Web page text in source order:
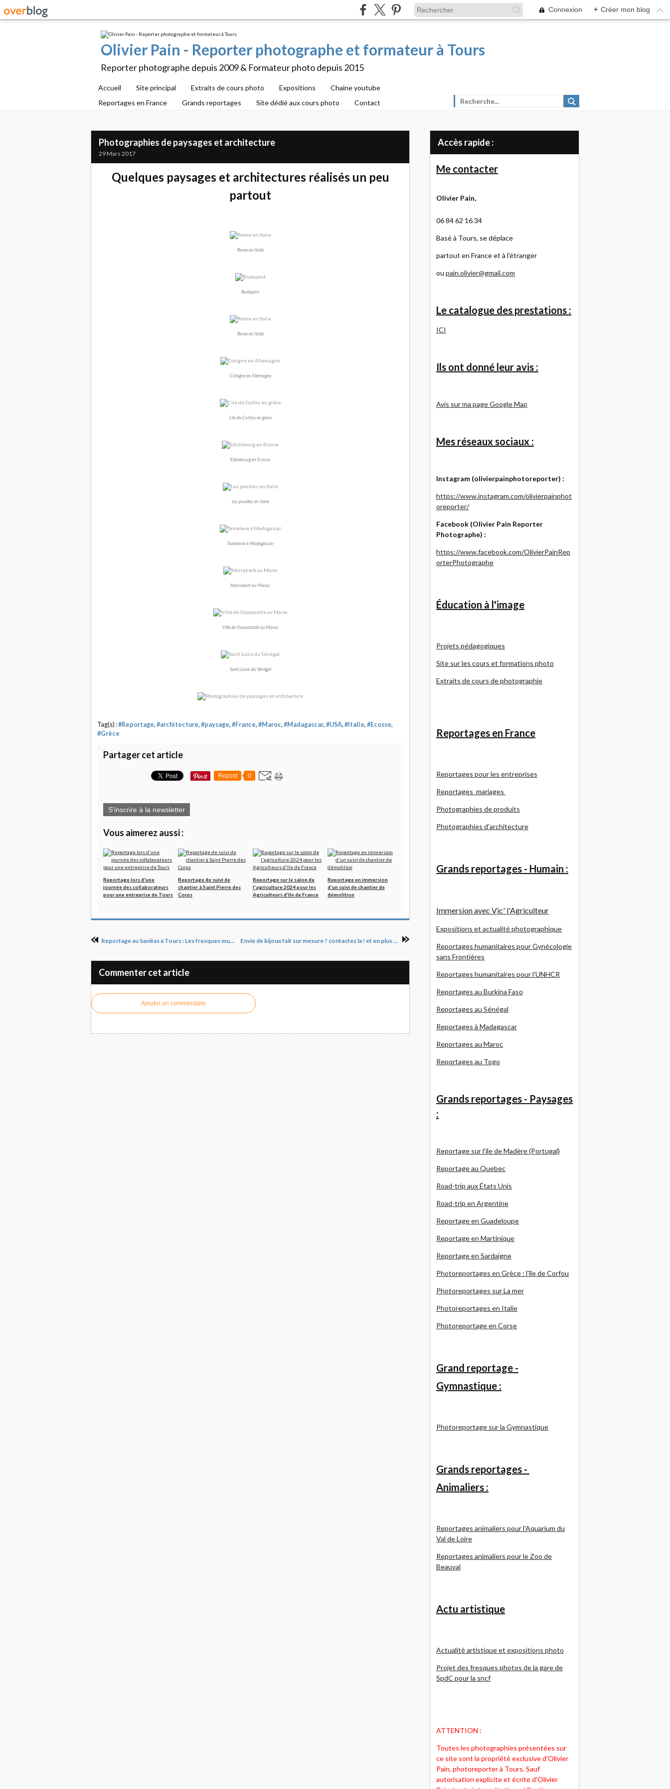
Connexion + Créer mon blog
Olivier Pain - Reporter photographe et formateur à Tours
Reporter photographe depuis 2009 & Formateur photo depuis 2015
Accueil Site principal Extraits de cours photo Expositions
Chaine youtube
Reportages en France
Grands reportages Site dédié aux cours photo Contact
Photographies de paysages et architecture
29 Mars 2017
Quelques paysages et architectures réalisés un peu
partout
Rome en Italie
Budapest
Rome en Italie
Cologne en Allemagne
L'ile de Corfou en grèce
Edimbourg en Ecosse
Les pouilles en Italie
Tamatave à Madagascar
Marrakech au Maroc
Ville de Ouazazatte au Maroc
Saint Louis du Sénégal
Tag(s) :#Reportage, #architecture, #paysage, #France, #Maroc, #Madagascar, #USA, #Italie, #Ecosse,
#Grèce
Partager cet article
Repost 0
S'inscrire à la newsletter
Vous aimerez aussi :
Reportage lors d'une
journée des collaborateurs
pour une entreprise de Tours
Reportage de suivi de
chantier à Saint Pierre des
Corps
Reportage sur le salon de
l'agriculture 2024 pour les
Agriculteurs d'Ile de France
Reportage en immersion
d'un suivi de chantier de
démolition
Reportage au Sanitas à Tours : Les fresques murales, partie 11 Envie de bijoux fait sur mesure ? contactez la ! et en plus c'est ma cousine !
Commenter cet article
Ajouter un commentaire
Accès rapide :
Me contacter
Olivier Pain,
06 84 62 16 34
Basé à Tours, se déplace
partout en France et à l'étranger
ou pain.olivier@gmail.com
Le catalogue des prestations :
ICI
Ils ont donné leur avis :
Avis sur ma page Google Map
Mes réseaux sociaux :
Instagram (olivierpainphotoreporter) :
https://www.instagram.com/olivierpainphot
oreporter/
Facebook (Olivier Pain Reporter
Photographe) :
https://www.facebook.com/OlivierPainRep
orterPhotographe
Éducation à l'image
Projets pédagogiques
Site sur les cours et formations photo
Extraits de cours de photographie
Reportages en France
Reportages pour les entreprises
Reportages mariages
Photographies de produits
Photographies d'architecture
Grands reportages - Humain :
Immersion avec Vic' l'Agriculteur
Expositions et actualité photographique
Reportages humanitaires pour Gynécologie
sans Frontières
Reportages humanitaires pour l'UNHCR
Reportages au Burkina Faso
Reportages au Sénégal
Reportages à Madagascar
Reportages au Maroc
Reportages au Togo
Grands reportages - Paysages
:
Reportage sur l'ile de Madère (Portugal)
Reportage au Quebec
Road-trip aux États Unis
Road-trip en Argentine
Reportage en Guadeloupe
Reportage en Martinique
Reportage en Sardaigne
Photoreportages en Grèce : l'île de Corfou
Photoreportages sur La mer
Photoreportages en Italie
Photoreportage en Corse
Grand reportage -
Gymnastique :
Photoreportage sur la Gymnastique
Grands reportages -
Animaliers :
Reportages animaliers pour l'Aquarium du
Val de Loire
Reportages animaliers pour le Zoo de
Beauval
Actu artistique
Actualité artistique et expositions photo
Projet des fresques photos de la gare de
SpdC pour la sncf
ATTENTION :
Toutes les photographies présentées sur
ce site sont la propriété exclusive d'Olivier
Pain, photoreporter à Tours. Sauf
autorisation explicite et écrite d'Olivier